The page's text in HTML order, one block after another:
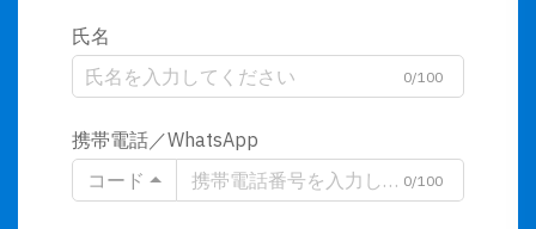
氏名
0/100
携帯電話／WhatsApp
コード
0/100